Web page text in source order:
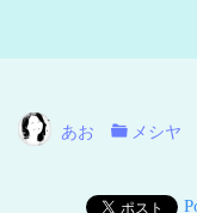
海
あお メシヤ